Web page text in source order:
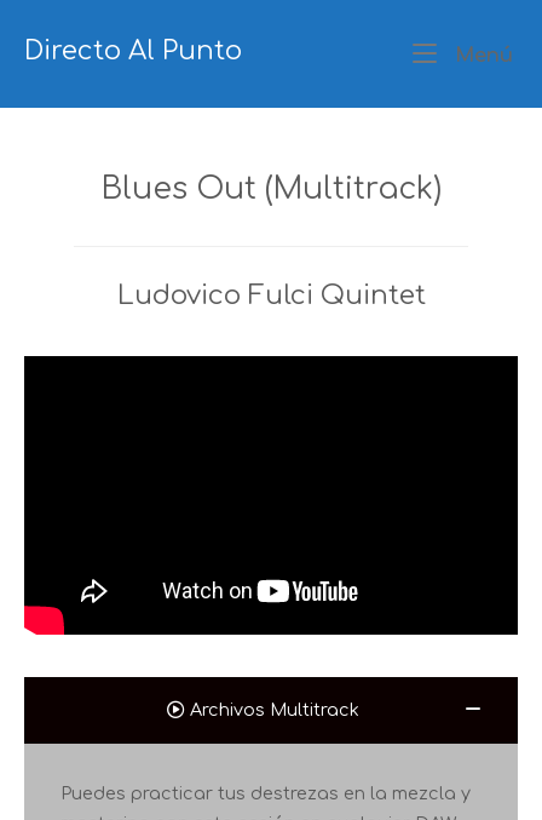
Directo Al Punto Menú
Blues Out (Multitrack)
Ludovico Fulci Quintet
Archivos Multitrack
Puedes practicar tus destrezas en la mezcla y